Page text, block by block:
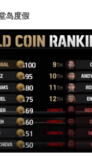
岛度假